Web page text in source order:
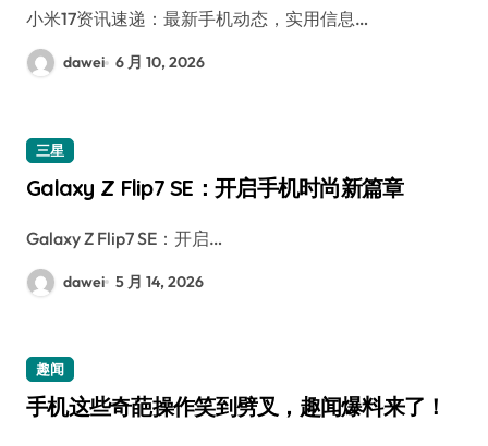
小米17资讯速递：最新手机动态，实用信息…
dawei 6 月 10, 2026
三星
Galaxy Z Flip7 SE：开启手机时尚新篇章
Galaxy Z Flip7 SE：开启…
dawei 5 月 14, 2026
趣闻
手机这些奇葩操作笑到劈叉，趣闻爆料来了！